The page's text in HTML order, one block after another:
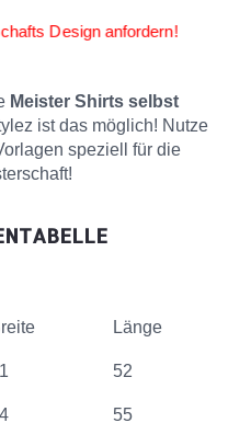
Design anfordern!
Meister Shirts selbst
ist das möglich! Nutze
speziell für die
Länge
52
55